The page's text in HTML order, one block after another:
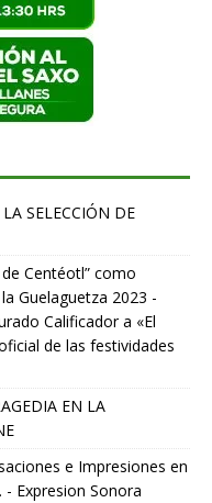
SELECCIÓN DE
Centéotl” como
Guelaguetza 2023 -
Calificador a «El
de las festividades
EN LA
e Impresiones en
Expresion Sonora